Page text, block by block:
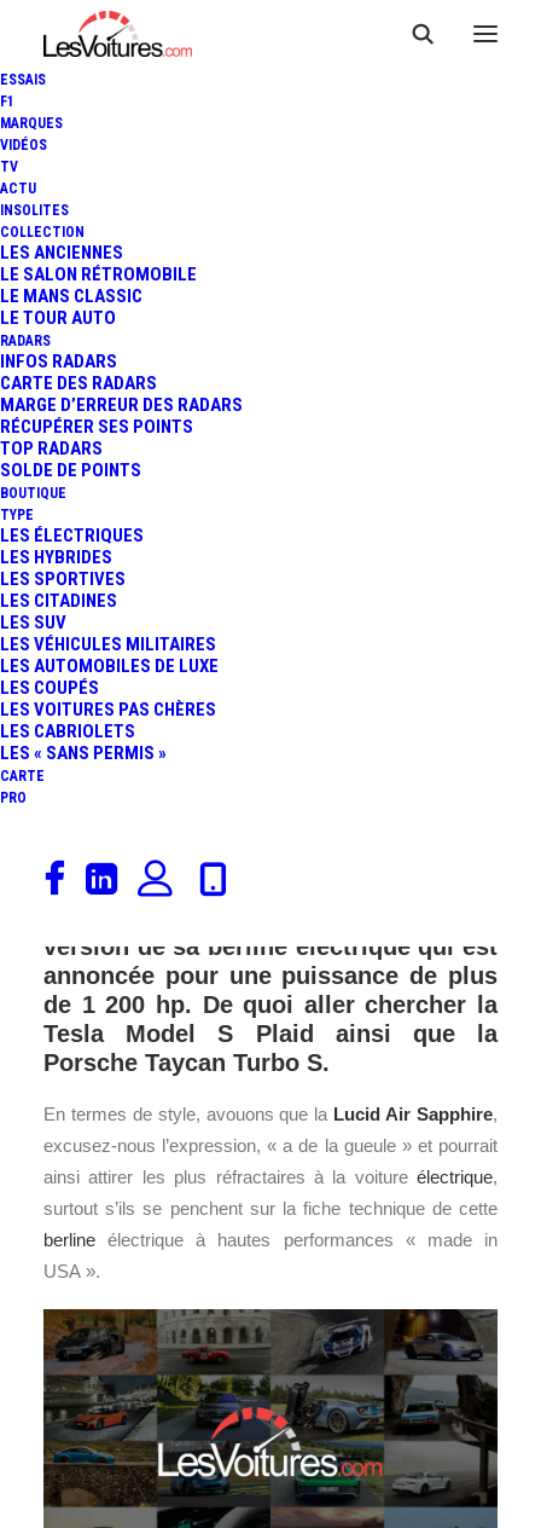
ESSAIS
F1
MARQUES
VIDÉOS
TV
ACTU
INSOLITES
COLLECTION
LES ANCIENNES
LE SALON RÉTROMOBILE
LE MANS CLASSIC
LE TOUR AUTO
RADARS
INFOS RADARS
CARTE DES RADARS
MARGE D’ERREUR DES RADARS
RÉCUPÉRER SES POINTS
TOP RADARS
SOLDE DE POINTS
BOUTIQUE
TYPE
LES ÉLECTRIQUES
LES HYBRIDES
LES SPORTIVES
LES CITADINES
LES SUV
LES VÉHICULES MILITAIRES
LES AUTOMOBILES DE LUXE
LES COUPÉS
LES VOITURES PAS CHÈRES
LES CABRIOLETS
LES « SANS PERMIS »
CARTE
PRO
DE 1 200 CH POUR LA
VOITURE ÉLECTRIQUE "MADE
4 Minutes
Aux Etats-Unis, à l’occasion de la
Monterey Car Week, Lucid Motors a
version de sa berline électrique qui est
annoncée pour une puissance de plus
de 1 200 hp. De quoi aller chercher la
Tesla Model S Plaid ainsi que la
Porsche Taycan Turbo S.
En termes de style, avouons que la Lucid Air Sapphire,
excusez-nous l’expression, « a de la gueule » et pourrait
ainsi attirer les plus réfractaires à la voiture électrique,
surtout s’ils se penchent sur la fiche technique de cette
berline électrique à hautes performances « made in
USA ».